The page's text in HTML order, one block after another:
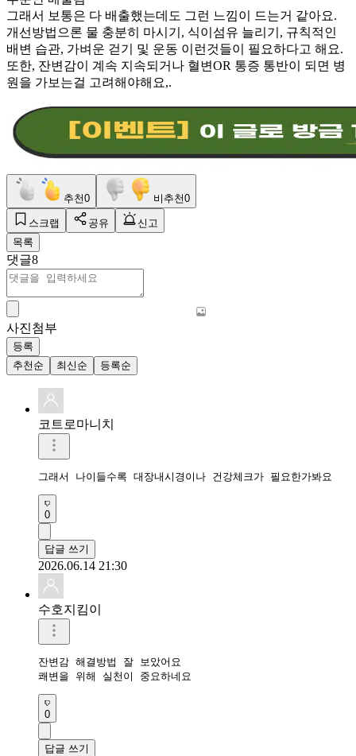
그래서 보통은 다 배출했는데도 그런 느낌이 드는거 같아요.
개선방법으론 물 충분히 마시기, 식이섬유 늘리기, 규칙적인
배변 습관, 가벼운 걷기 및 운동 이런것들이 필요하다고 해요.
또한, 잔변감이 계속 지속되거나 혈변OR 통증 통반이 되면 병
원을 가보는걸 고려해야해요,.
추천0 비추천0
스크랩 공유
신고
목록
댓글8
사진첨부
등록
추천순
최신순 등록순
코트로마니치
그래서 나이들수록 대장내시경이나 건강체크가 필요한가봐요
0
답글 쓰기
2026.06.14 21:30
수호지킴이
잔변감 해결방법 잘 보았어요
쾌변을 위해 실천이 중요하네요
0
답글 쓰기